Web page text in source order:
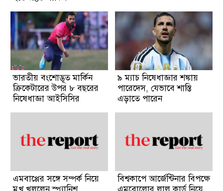
ভারতীয় বংশোদ্ভূত মার্কিন
ক্রিকেটারের উপর ৮ বছরের
নিষেধাজ্ঞা আইসিসির
৯ ম্যাচ নিষেধাজ্ঞার শঙ্কায়
পারেদেস, যেভাবে শাস্তি
এড়াতে পারেন
এমবাপ্পের সঙ্গে সম্পর্ক নিয়ে
বিশ্বকাপে আর্জেন্টিনার বিপক্ষে